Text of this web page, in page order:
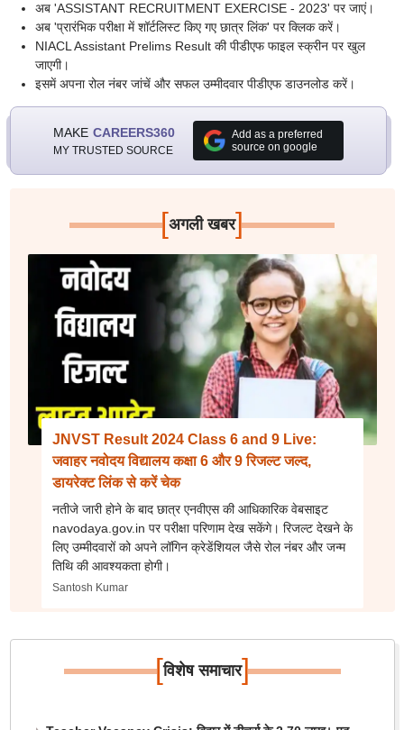
अब 'ASSISTANT RECRUITMENT EXERCISE - 2023' पर जाएं।
अब 'प्रारंभिक परीक्षा में शॉर्टलिस्ट किए गए छात्र लिंक' पर क्लिक करें।
NIACL Assistant Prelims Result की पीडीएफ फाइल स्क्रीन पर खुल
जाएगी।
इसमें अपना रोल नंबर जांचें और सफल उम्मीदवार पीडीएफ डाउनलोड करें।
MAKE CAREERS360
MY TRUSTED SOURCE
Add as a preferred
source on google
[अगली खबर]
JNVST Result 2024 Class 6 and 9 Live:
जवाहर नवोदय विद्यालय कक्षा 6 और 9 रिजल्ट जल्द,
डायरेक्ट लिंक से करें चेक
नतीजे जारी होने के बाद छात्र एनवीएस की आधिकारिक वेबसाइट
navodaya.gov.in पर परीक्षा परिणाम देख सकेंगे। रिजल्ट देखने के
लिए उम्मीदवारों को अपने लॉगिन क्रेडेंशियल जैसे रोल नंबर और जन्म
तिथि की आवश्यकता होगी।
Santosh Kumar
[विशेष समाचार]